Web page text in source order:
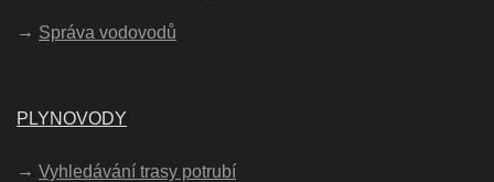
Správa vodovodů
PLYNOVODY
Vyhledávání trasy potrubí